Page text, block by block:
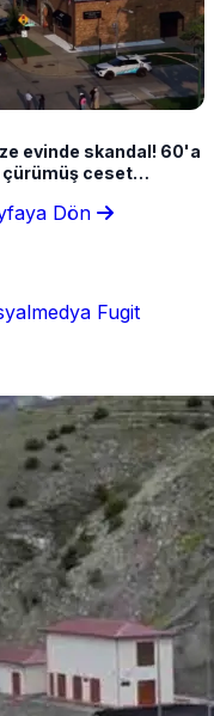
evinde skandal! 60'a
çürümüş ceset
Dön
Fugit